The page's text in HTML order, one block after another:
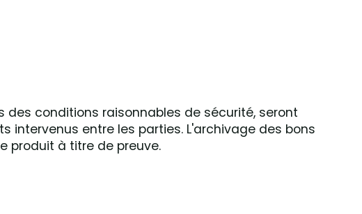
conditions raisonnables de sécurité, seront
entre les parties. L'archivage des bons
produit à titre de preuve.